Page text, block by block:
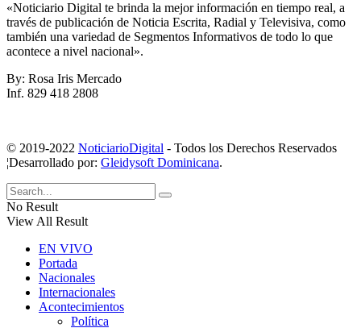
«Noticiario Digital te brinda la mejor información en tiempo real, a
través de publicación de Noticia Escrita, Radial y Televisiva, como
también una variedad de Segmentos Informativos de todo lo que
acontece a nivel nacional».
By: Rosa Iris Mercado
Inf. 829 418 2808
© 2019-2022 NoticiarioDigital - Todos los Derechos Reservados
¦Desarrollado por: Gleidysoft Dominicana.
No Result
View All Result
EN VIVO
Portada
Nacionales
Internacionales
Acontecimientos
Política